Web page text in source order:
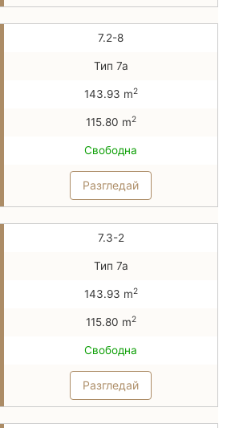
7.2-8
Тип 7а
143.93 m2
115.80 m2
Свободна
Разгледай
7.3-2
Тип 7а
143.93 m2
115.80 m2
Свободна
Разгледай